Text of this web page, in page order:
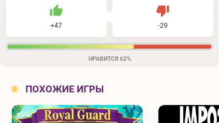
+47
Нравится
-29
НРАВИТСЯ 62%
ПОХОЖИЕ ИГРЫ